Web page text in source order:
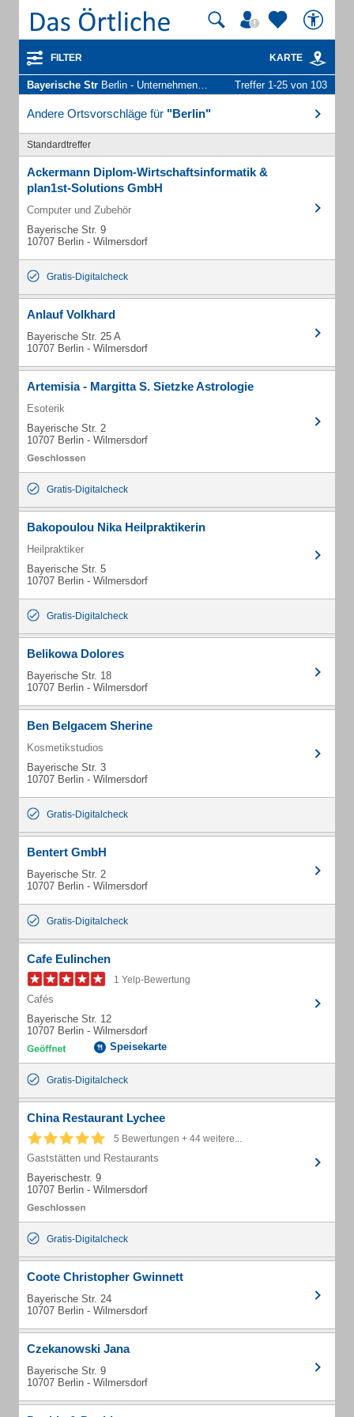
FILTER KARTE
Bayerische Str Berlin - Unternehmen und Personen Treffer 1-25 von 103
Andere Ortsvorschläge für "Berlin"
Standardtreffer
Ackermann Diplom-Wirtschaftsinformatik &
plan1st-Solutions GmbH
Computer und Zubehör
Bayerische Str. 9
10707 Berlin - Wilmersdorf
Gratis-Digitalcheck
Anlauf Volkhard
Bayerische Str. 25 A
10707 Berlin - Wilmersdorf
Artemisia - Margitta S. Sietzke Astrologie
Esoterik
Bayerische Str. 2
10707 Berlin - Wilmersdorf
Gratis-Digitalcheck
Bakopoulou Nika Heilpraktikerin
Heilpraktiker
Bayerische Str. 5
10707 Berlin - Wilmersdorf
Gratis-Digitalcheck
Belikowa Dolores
Bayerische Str. 18
10707 Berlin - Wilmersdorf
Ben Belgacem Sherine
Kosmetikstudios
Bayerische Str. 3
10707 Berlin - Wilmersdorf
Gratis-Digitalcheck
Bentert GmbH
Bayerische Str. 2
10707 Berlin - Wilmersdorf
Gratis-Digitalcheck
Cafe Eulinchen
1 Yelp-Bewertung
Cafés
Bayerische Str. 12
10707 Berlin - Wilmersdorf
Speisekarte
Gratis-Digitalcheck
China Restaurant Lychee
5 Bewertungen + 44 weitere...
Gaststätten und Restaurants
Bayerischestr. 9
10707 Berlin - Wilmersdorf
Gratis-Digitalcheck
Coote Christopher Gwinnett
Bayerische Str. 24
10707 Berlin - Wilmersdorf
Czekanowski Jana
Bayerische Str. 9
10707 Berlin - Wilmersdorf